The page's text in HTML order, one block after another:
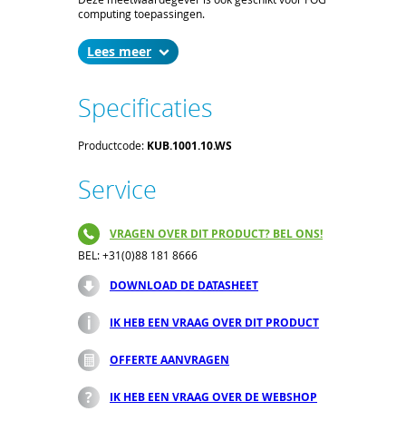
computing toepassingen.
Lees
Specificaties
Productcode: KUB.1001.10.WS
Service
VRAGEN OVER DIT PRODUCT? BEL ONS!
BEL: +31(0)88 181 8666
DOWNLOAD DE DATASHEET
IK HEB EEN VRAAG OVER DIT PRODUCT
OFFERTE AANVRAGEN
IK HEB EEN VRAAG OVER DE WEBSHOP